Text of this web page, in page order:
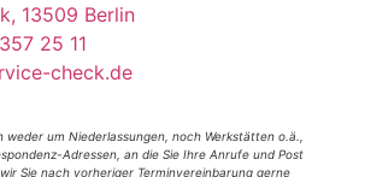
13509 Berlin
25 11
check.de
weder um Niederlassungen, noch Werkstätten o.ä.,
Adressen, an die Sie Ihre Anrufe und Post
Sie nach vorheriger Terminvereinbarung gerne